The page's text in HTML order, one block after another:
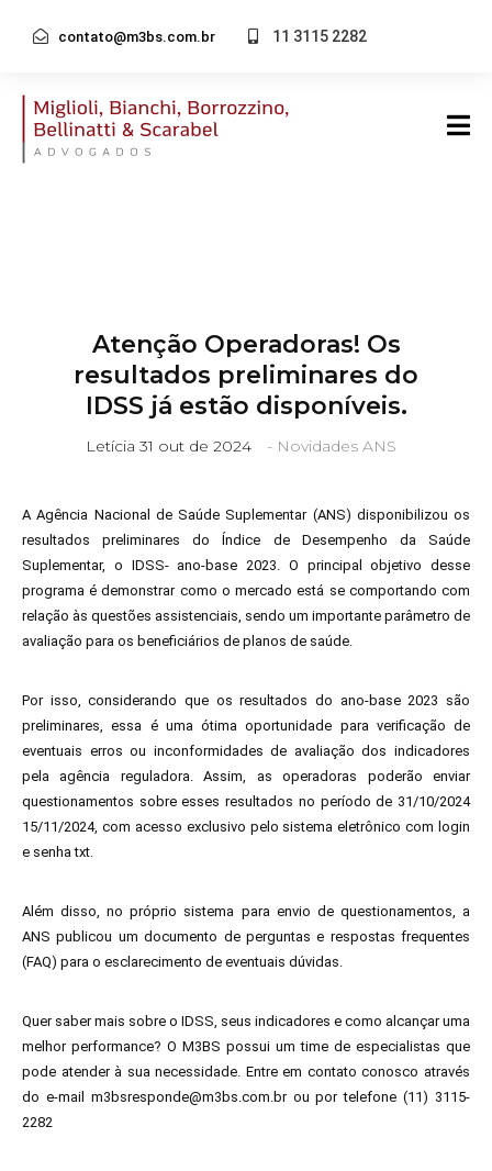
contato@m3bs.com.br 11 3115 2282
Atenção Operadoras! Os
resultados preliminares do
IDSS já estão disponíveis.
Letícia 31 out de 2024 - Novidades ANS
A Agência Nacional de Saúde Suplementar (ANS) disponibilizou os
resultados preliminares do Índice de Desempenho da Saúde
Suplementar, o IDSS- ano-base 2023. O principal objetivo desse
programa é demonstrar como o mercado está se comportando com
relação às questões assistenciais, sendo um importante parâmetro de
avaliação para os beneficiários de planos de saúde.
Por isso, considerando que os resultados do ano-base 2023 são
preliminares, essa é uma ótima oportunidade para verificação de
eventuais erros ou inconformidades de avaliação dos indicadores
pela agência reguladora. Assim, as operadoras poderão enviar
questionamentos sobre esses resultados no período de 31/10/2024
15/11/2024, com acesso exclusivo pelo sistema eletrônico com login
e senha txt
Além disso, no próprio sistema para envio de questionamentos, a
ANS publicou um documento de perguntas e respostas frequentes
(FAQ) para o esclarecimento de eventuais dúvidas.
Quer saber mais sobre o IDSS, seus indicadores e como alcançar uma
melhor performance? O M3BS possui um time de especialistas que
pode atender à sua necessidade. Entre em contato conosco através
do e-mail m3bsresponde@m3bs.com.brou por telefone (11) 3115-
2282